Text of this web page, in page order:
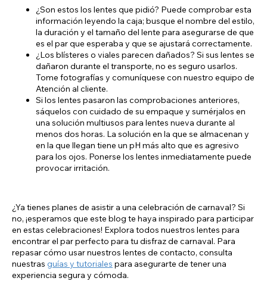
¿Son estos los lentes que pidió? Puede comprobar esta
información leyendo la caja; busque el nombre del estilo,
la duración y el tamaño del lente para asegurarse de que
es el par que esperaba y que se ajustará correctamente.
¿Los blísteres o viales parecen dañados? Si sus lentes se
dañaron durante el transporte, no es seguro usarlos.
Tome fotografías y comuníquese con nuestro equipo de
Atención al cliente.
Si los lentes pasaron las comprobaciones anteriores,
sáquelos con cuidado de su empaque y sumérjalos en
una solución multiusos para lentes nueva durante al
menos dos horas. La solución en la que se almacenan y
en la que llegan tiene un pH más alto que es agresivo
para los ojos. Ponerse los lentes inmediatamente puede
provocar irritación.
¿Ya tienes planes de asistir a una celebración de carnaval? Si
no, ¡esperamos que este blog te haya inspirado para participar
en estas celebraciones! Explora todos nuestros lentes para
encontrar el par perfecto para tu disfraz de carnaval. Para
repasar cómo usar nuestros lentes de contacto, consulta
nuestras guías y tutoriales para asegurarte de tener una
experiencia segura y cómoda.